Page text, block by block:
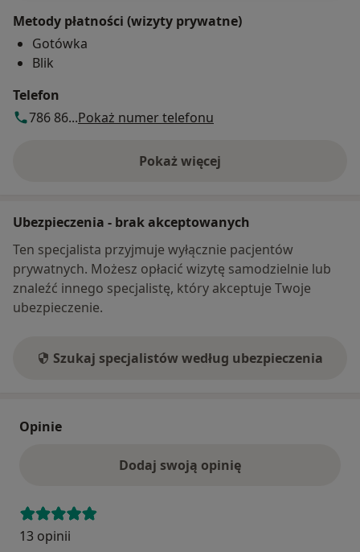
Metody płatności (wizyty prywatne)
Gotówka
Blik
Telefon
786 86...Pokaż numer telefonu
Pokaż więcej
o adresie
Ubezpieczenia - brak akceptowanych
Ten specjalista przyjmuje wyłącznie pacjentów
prywatnych. Możesz opłacić wizytę samodzielnie lub
znaleźć innego specjalistę, który akceptuje Twoje
ubezpieczenie.
Szukaj specjalistów według ubezpieczenia
Opinie
Dodaj swoją opinię
13 opinii